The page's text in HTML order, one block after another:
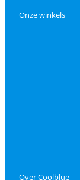
Onze winkels
Over Coolblue